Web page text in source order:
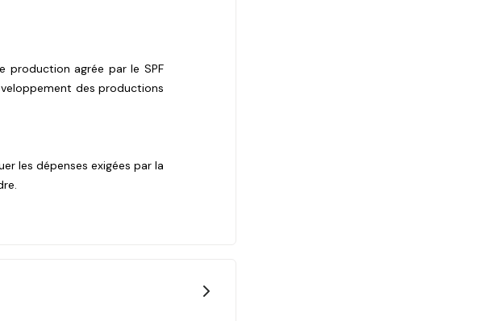
production agrée par le SPF
des productions
les dépenses exigées par la